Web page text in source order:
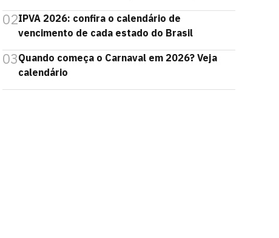
02IPVA 2026: confira o calendário de
vencimento de cada estado do Brasil
03Quando começa o Carnaval em 2026? Veja
calendário